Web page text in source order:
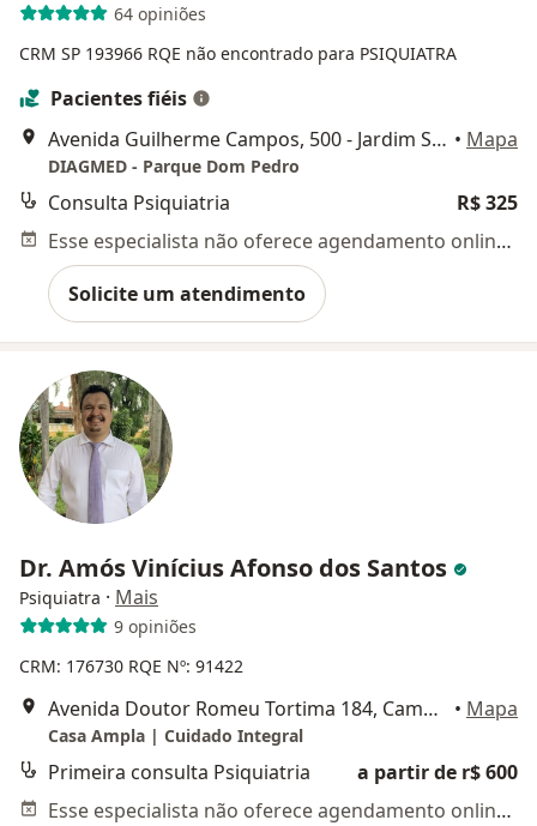
64 opiniões
CRM SP 193966 RQE não encontrado para PSIQUIATRA
Pacientes fiéis
Avenida Guilherme Campos, 500 - Jardim Santa Genebra, Campinas • Mapa
DIAGMED - Parque Dom Pedro
Consulta Psiquiatria
R$ 325
Esse especialista não oferece agendamento online para esse endereço.
Solicite um atendimento
Dr. Amós Vinícius Afonso dos Santos
Psiquiatra · Mais
9 opiniões
CRM: 176730 RQE Nº: 91422
Avenida Doutor Romeu Tortima 184, Campinas • Mapa
Casa Ampla | Cuidado Integral
Primeira consulta Psiquiatria
a partir de r$ 600
Esse especialista não oferece agendamento online para esse endereço.